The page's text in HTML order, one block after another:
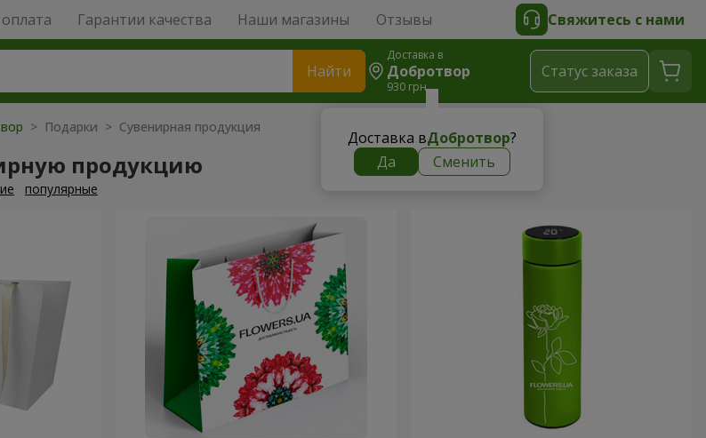
Гарантии качества Наши магазины Отзывы Свяжитесь с нами
Найти
Доставка в
Добротвор
930 грн
Доставка вДобротвор?
Да
Сменить
Cтатус заказа
> Подарки > Сувенирная продукция
продукцию
популярные